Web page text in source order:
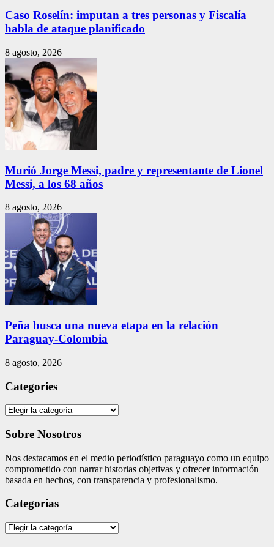
Caso Roselín: imputan a tres personas y Fiscalía
habla de ataque planificado
8 agosto, 2026
Murió Jorge Messi, padre y representante de Lionel
Messi, a los 68 años
8 agosto, 2026
Peña busca una nueva etapa en la relación
Paraguay-Colombia
8 agosto, 2026
Categories
Categories
Sobre Nosotros
Nos destacamos en el medio periodístico paraguayo como un equipo
comprometido con narrar historias objetivas y ofrecer información
basada en hechos, con transparencia y profesionalismo.
Categorias
Categorias